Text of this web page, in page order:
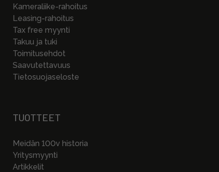
Kameraliike-rahoitus
Leasing-rahoitus
Tax free myynti
Takuu ja tuki
Toimitusehdot
Saavutettavuus
Tietosuojaseloste
TUOTTEET
Meidän 100v historia
Yritysmyynti
Artikkelit